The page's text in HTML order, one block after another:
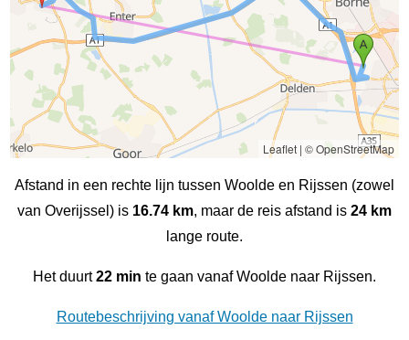
Leaflet| © OpenStreetMap
Afstand in een rechte lijn tussen Woolde en Rijssen (zowel
van Overijssel) is 16.74 km, maar de reis afstand is 24 km
lange route.
Het duurt22 min te gaan vanaf Woolde naar Rijssen.
Routebeschrijving vanaf Woolde naar Rijssen